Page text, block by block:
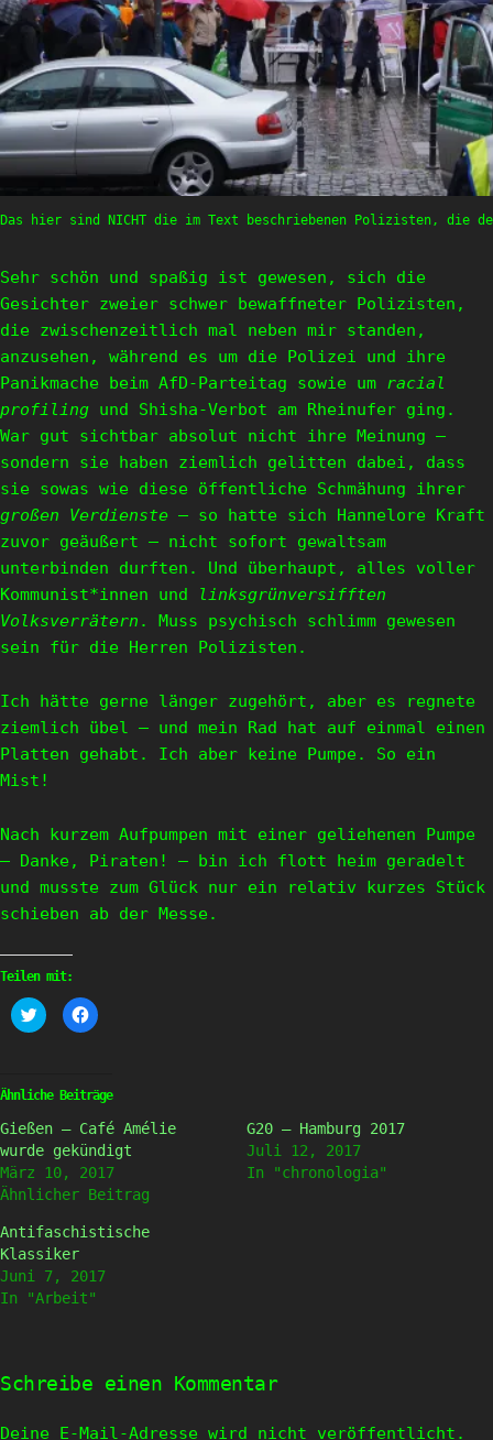
Das hier sind NICHT die im Text beschriebenen Polizisten, die
Sehr schön und spaßig ist gewesen, sich die
Gesichter zweier schwer bewaffneter Polizisten,
die zwischenzeitlich mal neben mir standen,
anzusehen, während es um die Polizei und ihre
Panikmache beim AfD-Parteitag sowie um racial
profiling und Shisha-Verbot am Rheinufer ging.
War gut sichtbar absolut nicht ihre Meinung –
sondern sie haben ziemlich gelitten dabei, dass
sie sowas wie diese öffentliche Schmähung ihrer
großen Verdienste – so hatte sich Hannelore Kraft
zuvor geäußert – nicht sofort gewaltsam
unterbinden durften. Und überhaupt, alles voller
Kommunist*innen und
linksgrünversifften
Volksverrätern . Muss psychisch schlimm gewesen
sein für die Herren Polizisten.
Ich hätte gerne länger zugehört, aber es regnete
ziemlich übel – und mein Rad hat auf einmal einen
Platten gehabt. Ich aber keine Pumpe. So ein
Mist!
Nach kurzem Aufpumpen mit einer geliehenen Pumpe
– Danke, Piraten! – bin ich flott heim geradelt
und musste zum Glück nur ein relativ kurzes Stück
schieben ab der Messe.
Teilen mit:
Klick,
um
(Wird
in
Fenster
geöffnet)
Klick,
um
(Wird
in
neuem
Fenster
geöffnet)
Ähnliche Beiträge
Gießen – Café Amélie
wurde gekündigt
März 10, 2017
Ähnlicher Beitrag
G20 – Hamburg 2017
Juli 12, 2017
In "chronologia"
Antifaschistische
Klassiker
Juni 7, 2017
In "Arbeit"
Schreibe einen Kommentar
Deine E-Mail-Adresse wird nicht veröffentlicht.